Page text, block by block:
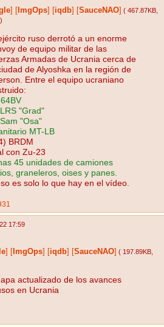
ImgOps iqdb SauceNAO ( 467.87KB
)
ruso derrotó a un enorme
de equipo militar de las
Armadas de Ucrania cerca de
de Alyoshka en la región de
Entre el equipo ucraniano
"Grad"
"Osa"
MT-LB
BRDM
con Zu-23
45 unidades de camiones
graneleros, oises y panes.
es solo lo que hay en el vídeo.
17:59
ImgOps iqdb SauceNAO ( 197.89KB
actualizado de los avances
en Ucrania